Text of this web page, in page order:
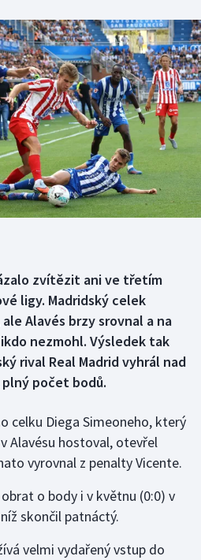
zvítězit ani ve třetím
ligy. Madridský celek
Alavés brzy srovnal a na
nezmohl. Výsledek tak
rival Real Madrid vyhrál nad
plný počet bodů.
celku Diega Simeoneho, který
Alavésu hostoval, otevřel
vyrovnal z penalty Vicente.
o body i v květnu (0:0) v
skončil patnáctý.
velmi vydařený vstup do